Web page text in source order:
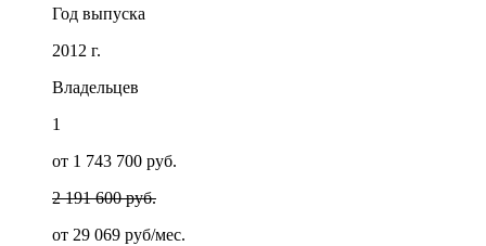
Год выпуска
2012 г.
Владельцев
1
от 1 743 700 руб.
2 191 600 руб.
от 29 069 руб/мес.